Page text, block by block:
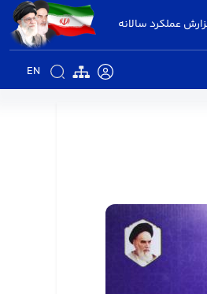
عملکرد سالانه
EN